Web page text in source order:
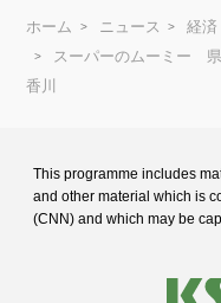
ホーム ニュース
経済
スーパーのムーミー
香川
This programme includes
and other material which is
(CNN) and which may be